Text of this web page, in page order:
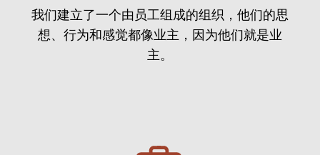
我们建立了一个由员工组成的组织，他们的思
想、行为和感觉都像业主，因为他们就是业
主。